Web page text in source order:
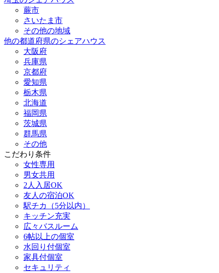
蕨市
さいたま市
その他の地域
他の都道府県のシェアハウス
大阪府
兵庫県
京都府
愛知県
栃木県
北海道
福岡県
茨城県
群馬県
その他
こだわり条件
女性専用
男女共用
2人入居OK
友人の宿泊OK
駅チカ（5分以内）
キッチン充実
広々バスルーム
6帖以上の個室
水回り付個室
家具付個室
セキュリティ